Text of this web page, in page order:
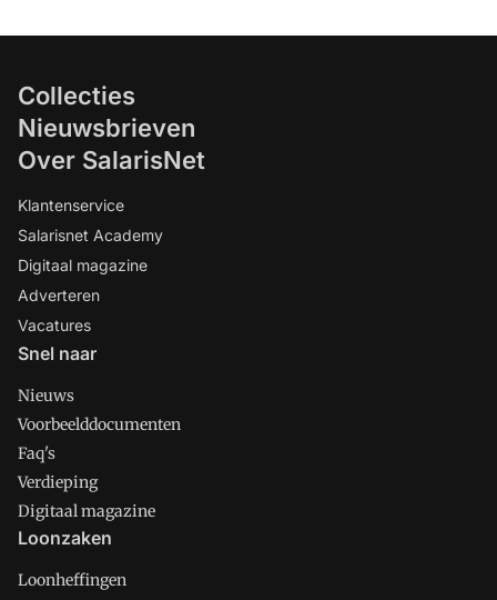
Collecties
Nieuwsbrieven
Over SalarisNet
Klantenservice
Salarisnet Academy
Digitaal magazine
Adverteren
Vacatures
Snel naar
Nieuws
Voorbeelddocumenten
Faq's
Verdieping
Digitaal magazine
Loonzaken
Loonheffingen